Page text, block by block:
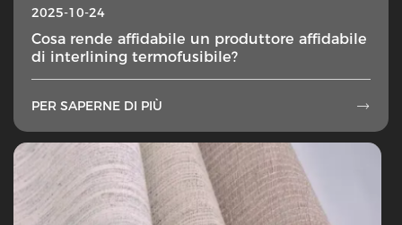
2025-10-24
Cosa rende affidabile un produttore affidabile
di interlining termofusibile?
PER SAPERNE DI PIÙ 